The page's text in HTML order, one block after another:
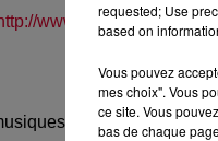
www.radiofg.com📱 et
électroniques,
requested; Use
based on
Vous pouvez
mes choix". Vous
ce site. Vous
bas de chaque